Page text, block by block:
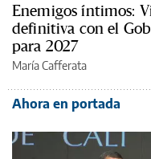
Enemigos íntimos:
definitiva con el
para 2027
María Cafferata
Ahora en portada